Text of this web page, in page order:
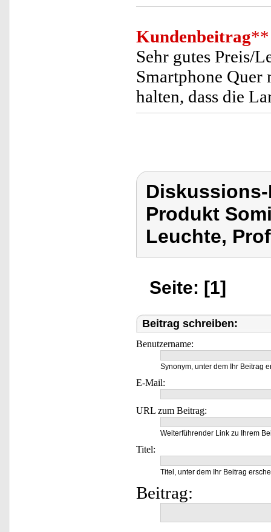
Kundenbeitrag**
Sehr gutes Preis/
Smartphone Quer
halten, dass die
Produkt
Leuchte,
Seite: [1]
Beitrag schreiben:
Benutzername:
Synonym, unter dem Ihr Beitrag
E-Mail:
URL zum Beitrag:
Weiterführender Link zu Ihrem
Titel:
Titel, unter dem Ihr Beitrag
Beitrag: